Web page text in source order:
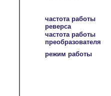
частота работы
реверса
частота работы
преобразователя
режим работы